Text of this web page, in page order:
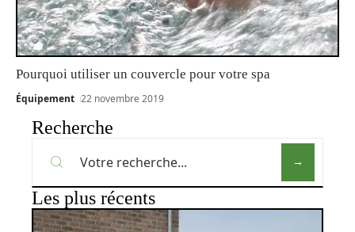
Pourquoi utiliser un couvercle pour votre spa
Équipement 22 novembre 2019
Recherche
Les plus récents